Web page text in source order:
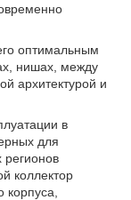
оптимальным
нишах, между
архитектурой и
в
для
регионов
коллектор
корпуса,